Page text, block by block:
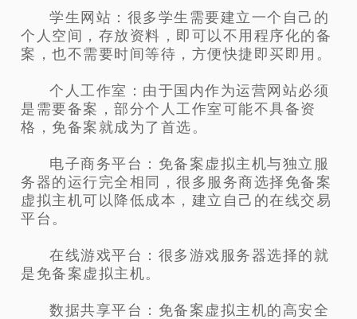
学生网站：很多学生需要建立一个自己的
个人空间，存放资料，即可以不用程序化的备
案，也不需要时间等待，方便快捷即买即用。
个人工作室：由于国内作为运营网站必须
是需要备案，部分个人工作室可能不具备资
格，免备案就成为了首选。
电子商务平台：免备案虚拟主机与独立服
务器的运行完全相同，很多服务商选择免备案
虚拟主机可以降低成本，建立自己的在线交易
平台。
在线游戏平台：很多游戏服务器选择的就
是免备案虚拟主机。
数据共享平台：免备案虚拟主机的高安全